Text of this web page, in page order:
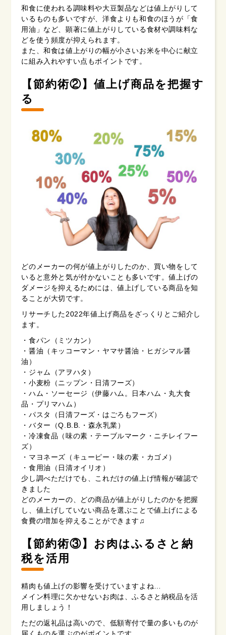
和食に使われる調味料や大豆製品などは値上がりして
いるものも多いですが、洋食よりも和食のほうが「食
用油」など、顕著に値上がりしている食材や調味料な
どを使う頻度が抑えられます。
また、和食は値上がりの幅が小さいお米を中心に献立
に組み入れやすい点もポイントです。
【節約術②】値上げ商品を把握す
る
どのメーカーの何が値上がりしたのか、買い物をして
いると意外と気が付かないことも多いです。値上げの
ダメージを抑えるためには、値上げしている商品を知
ることが大切です。
リサーチした2022年値上げ商品をざっくりとご紹介し
ます。
・食パン（ミツカン）
・醤油（キッコーマン・ヤマサ醤油・ヒガシマル醤
油）
・ジャム（アヲハタ）
・小麦粉（ニップン・日清フーズ）
・ハム・ソーセージ（伊藤ハム。日本ハム・丸大食
品・プリマハム）
・パスタ（日清フーズ・はごろもフーズ）
・バター（Q.B.B.・森永乳業）
・冷凍食品（味の素・テーブルマーク・ニチレイフー
ズ）
・マヨネーズ（キューピー・味の素・カゴメ）
・食用油（日清オイリオ）
少し調べただけでも、これだけの値上げ情報が確認で
きました
どのメーカーの、どの商品が値上がりしたのかを把握
し、値上げしていない商品を選ぶことで値上げによる
食費の増加を抑えることができます♫
【節約術③】お肉はふるさと納
税を活用
精肉も値上げの影響を受けていますよね…
メイン料理に欠かせないお肉は、ふるさと納税品を活
用しましょう！
ただの返礼品は高いので、低額寄付で量の多いものが